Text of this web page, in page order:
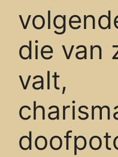
die van
valt,